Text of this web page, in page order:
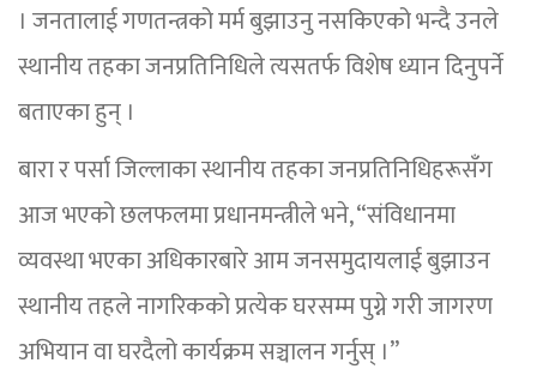
। जनतालाई गणतन्त्रको मर्म बुझाउनु नसकिएको भन्दै उनले
स्थानीय तहका जनप्रतिनिधिले त्यसतर्फ विशेष ध्यान दिनुपर्ने
बताएका हुन् ।
बारा र पर्सा जिल्लाका स्थानीय तहका जनप्रतिनिधिहरूसँग
आज भएको छलफलमा प्रधानमन्त्रीले भने, “संविधानमा
व्यवस्था भएका अधिकारबारे आम जनसमुदायलाई बुझाउन
स्थानीय तहले नागरिकको प्रत्येक घरसम्म पुग्ने गरी जागरण
अभियान वा घरदैलो कार्यक्रम सञ्चालन गर्नुस् ।”